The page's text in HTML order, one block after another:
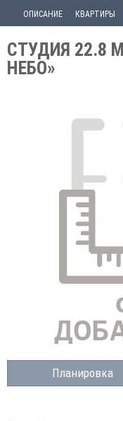
ОПИСАНИЕ КВАРТИРЫ
СТУДИЯ 22.8
НЕБО»
Планировка